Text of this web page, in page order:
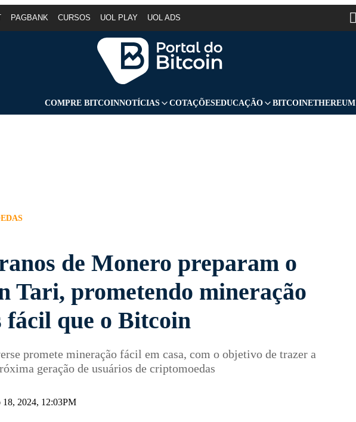
PAGBANK CURSOS UOL PLAY UOL ADS
COMPRE BITCOINNOTÍCIAS COTAÇÕESEDUCAÇÃO BITCOINETHEREUM
de Monero preparam o
Tari, prometendo mineração
fácil que o Bitcoin
promete mineração fácil em casa, com o objetivo de trazer a
geração de usuários de criptomoedas
18, 2024, 12:03PM